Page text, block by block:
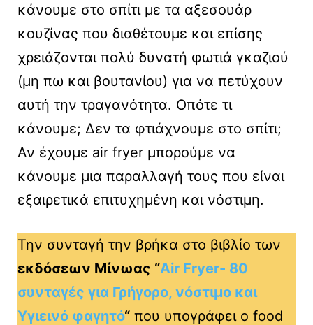
κάνουμε στο σπίτι με τα αξεσουάρ
κουζίνας που διαθέτουμε και επίσης
χρειάζονται πολύ δυνατή φωτιά γκαζιού
(μη πω και βουτανίου) για να πετύχουν
αυτή την τραγανότητα. Οπότε τι
κάνουμε; Δεν τα φτιάχνουμε στο σπίτι;
Αν έχουμε air fryer μπορούμε να
κάνουμε μια παραλλαγή τους που είναι
εξαιρετικά επιτυχημένη και νόστιμη.
Την συνταγή την βρήκα στο βιβλίο των
εκδόσεων Μίνωας “Air Fryer- 80
συνταγές για Γρήγορο, νόστιμο και
Υγιεινό φαγητό“ που υπογράφει ο food